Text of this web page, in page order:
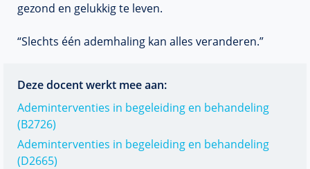
gezond en gelukkig te leven.
“Slechts één ademhaling kan alles veranderen.”
Deze docent werkt mee aan:
Ademinterventies in begeleiding en behandeling
(B2726)
Ademinterventies in begeleiding en behandeling
(D2665)